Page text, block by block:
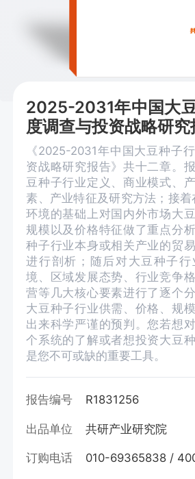
2025-2031年中国大
度调查与投资战略研究
《2025-2031年中国大豆种子
资战略研究报告》共十二章。
豆种子行业定义、商业模式、
素、产业特征及研究方法；接着
环境的基础上对国内外市场大
规模以及价格特征做了重点分
种子行业本身或相关产业的贸
进行剖析；随后对大豆种子
境、区域发展态势、行业竞争
营等几大核心要素进行了逐个
大豆种子行业供需、价格、规
出来科学严谨的预判。您若想
个系统的了解或者想投资大豆
是您不可或缺的重要工具。
报告编号 R1831256
出品单位 共研产业研究院
订购电话 010-69365838 /